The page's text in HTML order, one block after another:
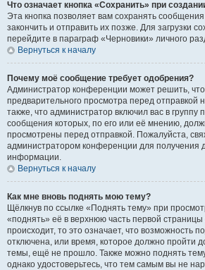
Что означает кнопка «Сохранить» при
Эта кнопка позволяет вам сохранять
закончить и отправить их позже. Для загрузки
перейдите в параграф «Черновики» личного
Вернуться к началу
Почему моё сообщение требует одобрения?
Администратор конференции может решить,
предварительного просмотра перед
также, что администратор включил вас в группу
сообщения которых, по его или её мнению,
просмотрены перед отправкой. Пожалуйста,
администратором конференции для получения
информации.
Вернуться к началу
Как мне вновь поднять мою тему?
Щёлкнув по ссылке «Поднять тему» при
«поднять» её в верхнюю часть первой
происходит, то это означает, что возможность
отключена, или время, которое должно пройти
темы, ещё не прошло. Также можно поднять
однако удостоверьтесь, что тем самым вы не